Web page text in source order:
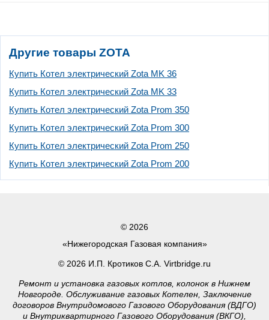
Другие товары ZOTA
Купить Котел электрический Zota MK 36
Купить Котел электрический Zota MK 33
Купить Котел электрический Zota Prom 350
Купить Котел электрический Zota Prom 300
Купить Котел электрический Zota Prom 250
Купить Котел электрический Zota Prom 200
© 2026
«Нижегородская Газовая компания»
© 2026 И.П. Кротиков С.А. Virtbridge.ru
Ремонт и установка газовых котлов, колонок в Нижнем
Новгороде. Обслуживание газовых Котелен, Заключение
договоров Внутридомового Газового Оборудования (ВДГО)
и Внутриквартирного Газового Оборудования (ВКГО),